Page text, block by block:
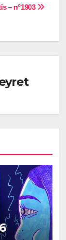
– n°1903